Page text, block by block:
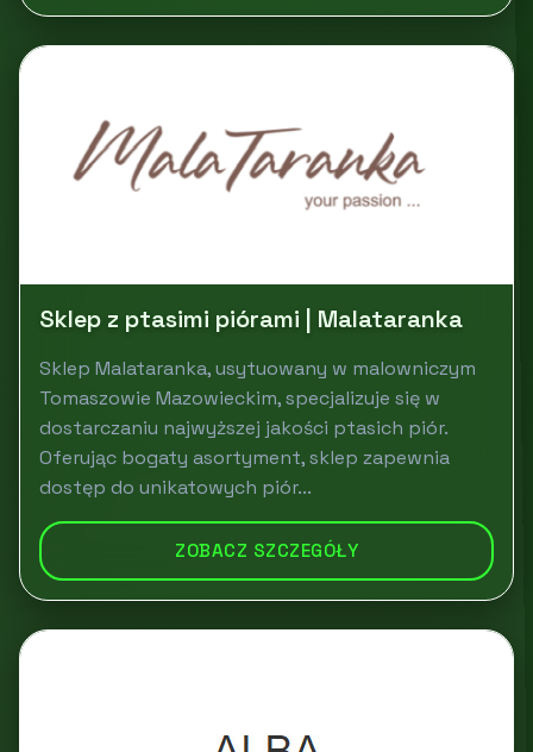
Sklep z ptasimi piórami | Malataranka
Sklep Malataranka, usytuowany w malowniczym
Tomaszowie Mazowieckim, specjalizuje się w
dostarczaniu najwyższej jakości ptasich piór.
Oferując bogaty asortyment, sklep zapewnia
dostęp do unikatowych piór...
ZOBACZ SZCZEGÓŁY